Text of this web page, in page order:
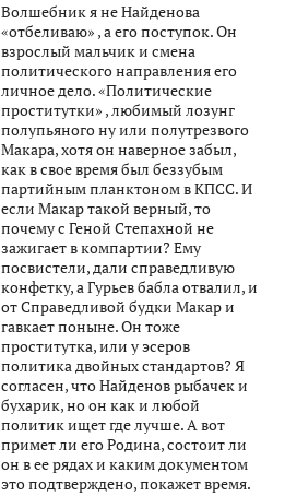
Волшебник я не Найденова
«отбеливаю» , а его поступок. Он
взрослый мальчик и смена
политического направления его
личное дело. «Политические
проститутки» , любимый лозунг
полупьяного ну или полутрезвого
Макара, хотя он наверное забыл,
как в свое время был беззубым
партийным планктоном в КПСС. И
если Макар такой верный, то
почему с Геной Степахной не
зажигает в компартии? Ему
посвистели, дали справедливую
конфетку, а Гурьев бабла отвалил, и
от Справедливой будки Макар и
гавкает поныне. Он тоже
проститутка, или у эсеров
политика двойных стандартов? Я
согласен, что Найденов рыбачек и
бухарик, но он как и любой
политик ищет где лучше. А вот
примет ли его Родина, состоит ли
он в ее рядах и каким документом
это подтверждено, покажет время.